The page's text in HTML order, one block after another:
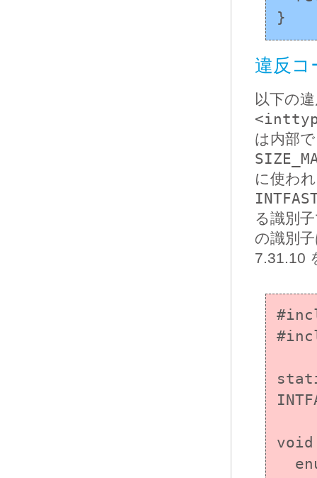
}
違反コ
以下の
は内部
に使わ
る識別
の識別
7.31.10